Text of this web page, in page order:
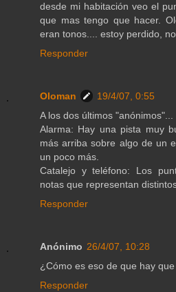
desde mi habitación veo el
que mas tengo que hacer.
eran tonos.... estoy perdido,
Responder
Oloman
19/4/07, 0:55
A los dos últimos "anónimos"...
Alarma: Hay una pista muy
más arriba sobre algo de un
un poco más.
Catalejo y teléfono: Los
notas que representan
Responder
Anónimo 26/4/07, 10:28
¿Cómo es eso de que hay
Responder